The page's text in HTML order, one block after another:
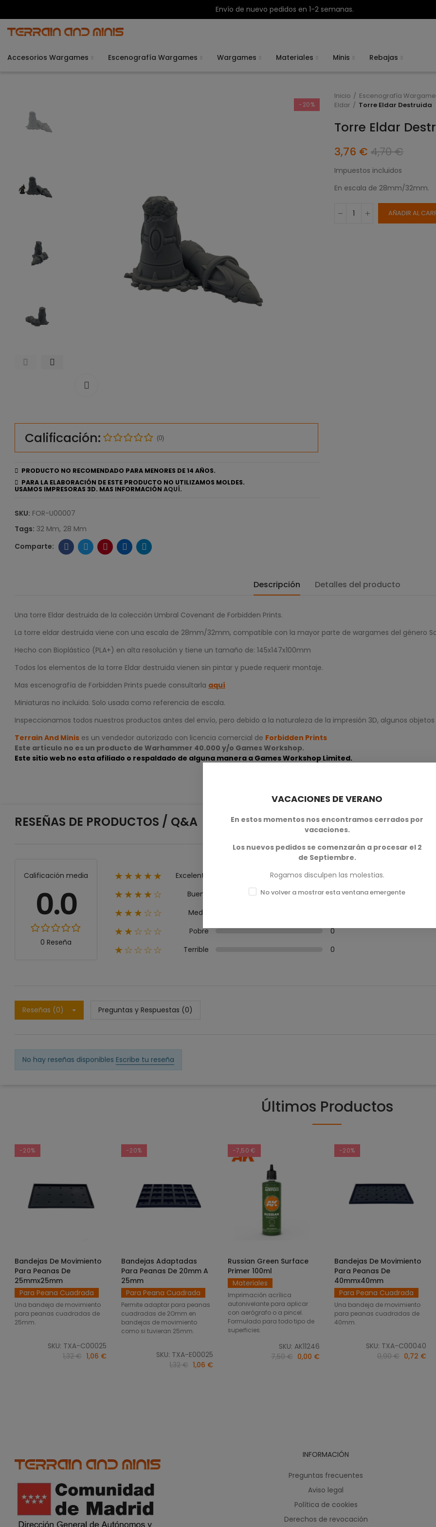
Envío de nuevo pedidos en 1-2 semanas.
Accesorios Wargames Escenografía Wargames Wargames Materiales Minis Rebajas
-20%
Calificación: (0)
PRODUCTO NO RECOMENDADO PARA MENORES DE 14 AÑOS.
PARA LA ELABORACIÓN DE ESTE PRODUCTO NO UTILIZAMOS MOLDES.
USAMOS IMPRESORAS 3D. MAS INFORMACIÓN AQUÍ.
SKU: FOR-U00007
Tags: 32 Mm 28 Mm
Inicio
Escenografía
Eldar
Torre Eldar Destruida
Torre Eldar
3,76 € 4,70 €
Impuestos incluidos
En escala de 28mm/32mm.
AÑADIR AL
Descripción Detalles del producto
Una torre Eldar destruida de la colección Umbral Covenant de Forbidden Prints.
La torre eldar destruida viene con una escala de 28mm/32mm, compatible con la mayor parte de wargames del género
Hecho con Bioplástico (PLA+) en alta resolución y tiene un tamaño de: 145x147x100mm
Todos los elementos de la torre Eldar destruida vienen sin pintar y puede requerir montaje.
Mas escenografía de Forbidden Prints puede consultarla aquí
Miniaturas no incluida. Solo usada como referencia de escala.
Inspeccionamos todos nuestros productos antes del envío, pero debido a la naturaleza de la impresión 3D, algunos
Terrain And Minis es un vendedor autorizado con licencia comercial de Forbidden Prints
Este artículo no es un producto de Warhammer 40.000 y/o Games Workshop.
Este sitio web no esta afiliado o respaldado de alguna manera a Games Workshop Limited.
RESEÑAS DE PRODUCTOS / Q&A
Calificación media
0.0
0 Reseña
★★★★★ Excelente 0
★★★★☆ Bueno 0
★★★☆☆ Medio
★★☆☆☆ Pobre 0
★☆☆☆☆ Terrible 0
Reseñas (0) Preguntas y Respuestas (0)
No hay reseñas disponibles Escribe tu reseña
Últimos Productos
-20%
SELECCIONAR OPCIONES
Bandejas De Movimiento
Para Peanas De
25mmx25mm
Para Peana Cuadrada
Una bandeja de movimiento
para peanas cuadradas de
25mm.
SKU: TXA-C00025
1,32 € 1,06 €
-20%
SELECCIONAR OPCIONES
Bandejas Adaptadas
Para Peanas De 20mm A
25mm
Para Peana Cuadrada
Permite adaptar para peanas
cuadradas de 2Omm en
bandejas de movimiento
como si tuvieran 25mm.
SKU: TXA-E00025
1,32 € 1,06 €
-7,50 €
AÑADIR AL CARRITO
Russian Green Surface
Primer 100ml
Materiales
Imprimación acrílica
autonivelante para aplicar
con aerógrafo o a pincel.
Formulado para todo tipo de
superficies.
SKU: AK11246
7,50 € 0,00 €
-20%
SELECCIONAR OPCIONES
Bandejas De Movimiento
Para Peanas De
40mmx40mm
Para Peana Cuadrada
Una bandeja de movimiento
para peanas cuadradas de
40mm.
SKU: TXA-C00040
0,90 € 0,72 €
INFORMACIÓN
Preguntas frecuentes
Aviso legal
Política de cookies
Derechos de revocación
VACACIONES DE VERANO
En estos momentos nos encontramos cerrados por
vacaciones.
Los nuevos pedidos se comenzarán a procesar el 2
de Septiembre.
Rogamos disculpen las molestias.
No volver a mostrar esta ventana emergente